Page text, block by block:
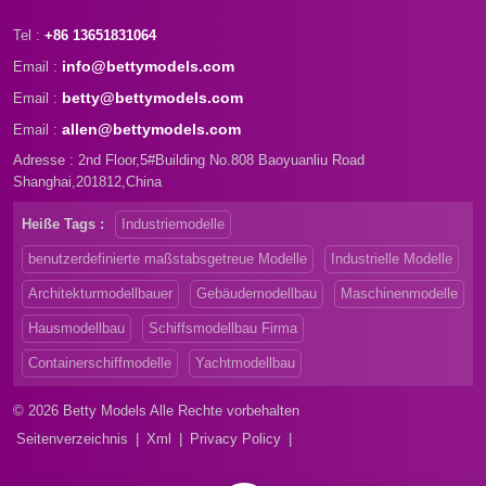
stets für Zufriedenheit bei den
Kunden. Möchten Sie Ihre
Modelle individuell anpassen
und im Marketing erfolgreich
sein? Lassen Sie uns Ihnen
Wir werden Ihnen innerhalb von
24 Stunden antworten.
Tel : +86 13651831064
Email : info@bettymodels.com
Email : betty@bettymodels.com
Email : allen@bettymodels.com
Adresse : 2nd Floor,5#Building No.808 Baoyuanliu Road
Shanghai,201812,China
Heiße Tags : Industriemodelle
benutzerdefinierte maßstabsgetreue Modelle Industrielle Modelle
Architekturmodellbauer Gebäudemodellbau Maschinenmodelle
Hausmodellbau Schiffsmodellbau Firma
Containerschiffmodelle Yachtmodellbau
© 2026 Betty Models Alle Rechte vorbehalten
Seitenverzeichnis
Xml Privacy Policy